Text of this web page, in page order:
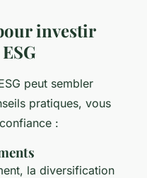
investir
peut sembler
pratiques, vous
:
la diversification